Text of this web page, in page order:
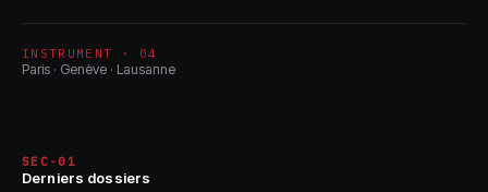
INSTRUMENT · 04
Paris · Genève · Lausanne
SEC-01
Derniers dossiers